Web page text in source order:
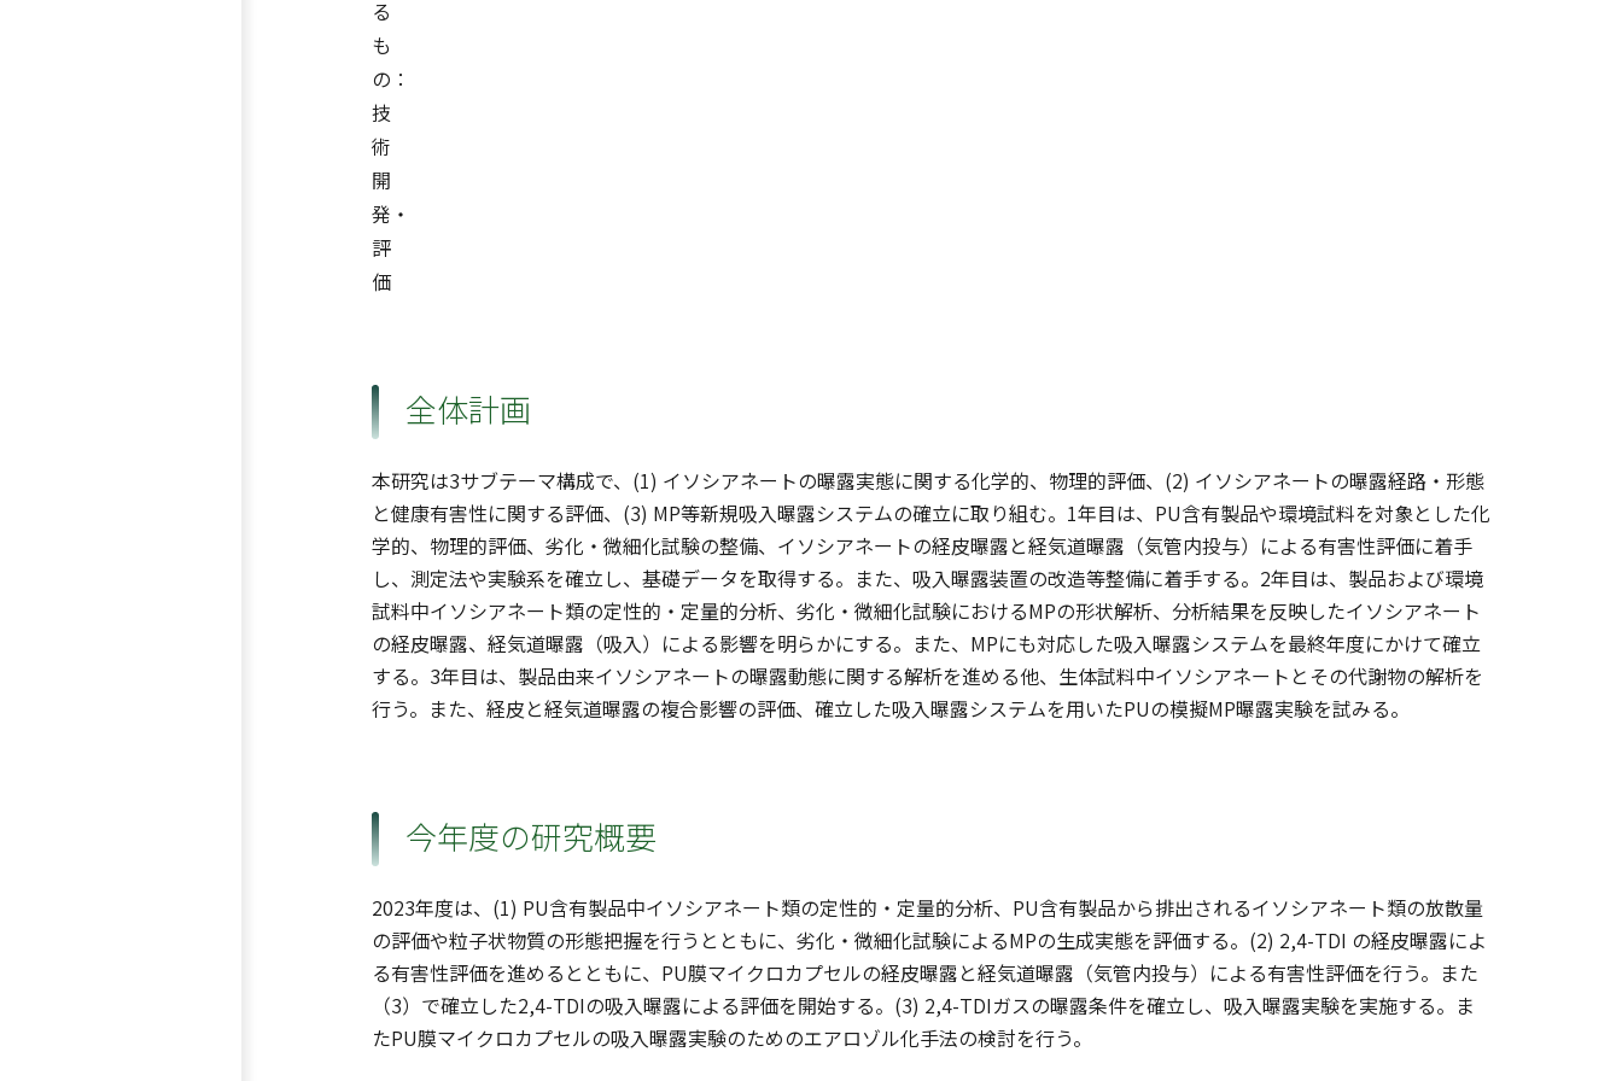
る
も
の：
技
術
開
発・
評
価
全体計画
本研究は3サブテーマ構成で、(1) イソシアネートの曝露実態に関する化学的、物理的評価、(2) イソシアネートの曝露経路・形態
と健康有害性に関する評価、(3) MP等新規吸入曝露システムの確立に取り組む。1年目は、PU含有製品や環境試料を対象とした化
学的、物理的評価、劣化・微細化試験の整備、イソシアネートの経皮曝露と経気道曝露（気管内投与）による有害性評価に着手
し、測定法や実験系を確立し、基礎データを取得する。また、吸入曝露装置の改造等整備に着手する。2年目は、製品および環境
試料中イソシアネート類の定性的・定量的分析、劣化・微細化試験におけるMPの形状解析、分析結果を反映したイソシアネート
の経皮曝露、経気道曝露（吸入）による影響を明らかにする。また、MPにも対応した吸入曝露システムを最終年度にかけて確立
する。3年目は、製品由来イソシアネートの曝露動態に関する解析を進める他、生体試料中イソシアネートとその代謝物の解析を
行う。また、経皮と経気道曝露の複合影響の評価、確立した吸入曝露システムを用いたPUの模擬MP曝露実験を試みる。
今年度の研究概要
2023年度は、(1) PU含有製品中イソシアネート類の定性的・定量的分析、PU含有製品から排出されるイソシアネート類の放散量
の評価や粒子状物質の形態把握を行うとともに、劣化・微細化試験によるMPの生成実態を評価する。(2) 2,4-TDI の経皮曝露によ
る有害性評価を進めるとともに、PU膜マイクロカプセルの経皮曝露と経気道曝露（気管内投与）による有害性評価を行う。また
（3）で確立した2,4-TDIの吸入曝露による評価を開始する。(3) 2,4-TDIガスの曝露条件を確立し、吸入曝露実験を実施する。ま
たPU膜マイクロカプセルの吸入曝露実験のためのエアロゾル化手法の検討を行う。